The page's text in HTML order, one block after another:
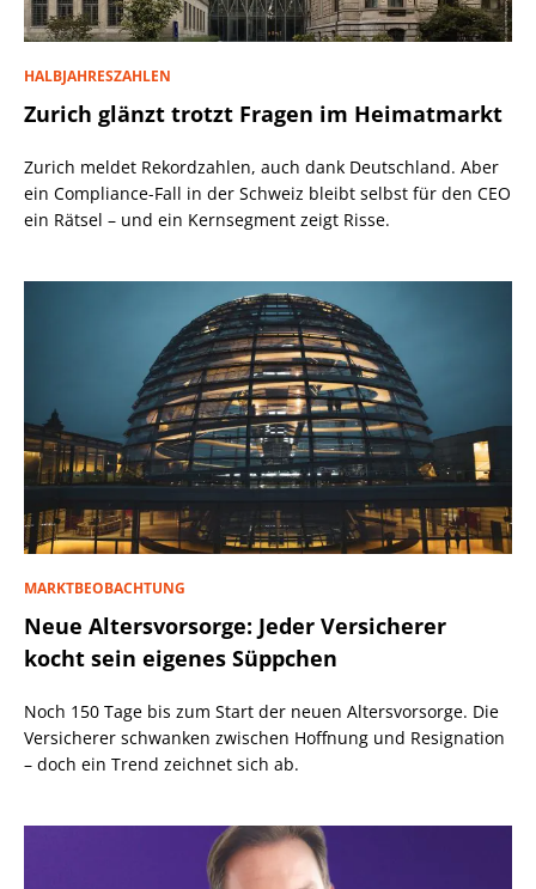
HALBJAHRESZAHLEN
Zurich glänzt trotzt Fragen im Heimatmarkt
Zurich meldet Rekordzahlen, auch dank Deutschland. Aber
ein Compliance-Fall in der Schweiz bleibt selbst für den CEO
ein Rätsel – und ein Kernsegment zeigt Risse.
MARKTBEOBACHTUNG
Neue Altersvorsorge: Jeder Versicherer
kocht sein eigenes Süppchen
Noch 150 Tage bis zum Start der neuen Altersvorsorge. Die
Versicherer schwanken zwischen Hoffnung und Resignation
– doch ein Trend zeichnet sich ab.